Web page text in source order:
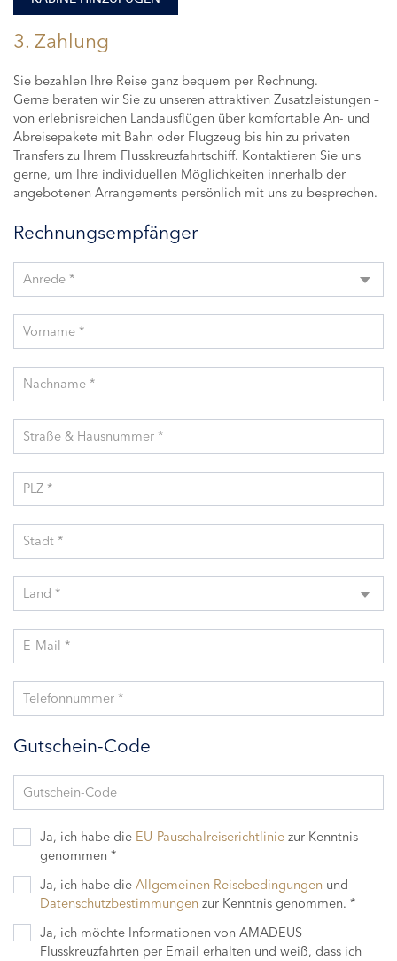
3. Zahlung
Sie bezahlen Ihre Reise ganz bequem per Rechnung.
Gerne beraten wir Sie zu unseren attraktiven Zusatzleistungen –
von erlebnisreichen Landausflügen über komfortable An- und
Abreisepakete mit Bahn oder Flugzeug bis hin zu privaten
Transfers zu Ihrem Flusskreuzfahrtschiff. Kontaktieren Sie uns
gerne, um Ihre individuellen Möglichkeiten innerhalb der
angebotenen Arrangements persönlich mit uns zu besprechen.
Rechnungsempfänger
Anrede *
Vorname *
Nachname *
Straße & Hausnummer *
PLZ *
Stadt *
Land *
E-Mail *
Telefonnummer *
Gutschein-Code
Gutschein-Code
Ja, ich habe die EU-Pauschalreiserichtlinie zur Kenntnis
genommen *
Ja, ich habe die Allgemeinen Reisebedingungen und
Datenschutzbestimmungen zur Kenntnis genommen. *
Ja, ich möchte Informationen von AMADEUS
Flusskreuzfahrten per Email erhalten und weiß, dass ich